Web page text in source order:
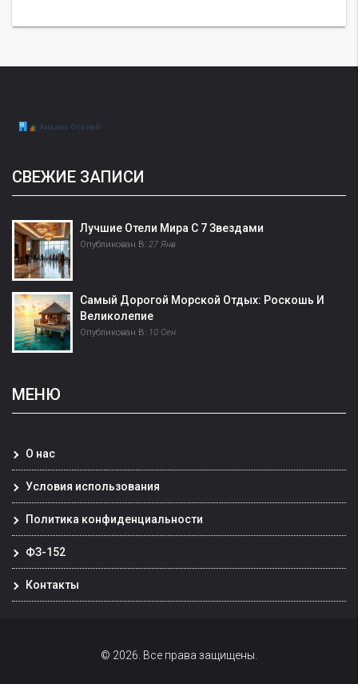
СВЕЖИЕ ЗАПИСИ
Лучшие Отели Мира С 7 Звездами
Опубликован В: 27 Янв
Самый Дорогой Морской Отдых: Роскошь И
Великолепие
Опубликован В: 10 Сен
МЕНЮ
О нас
Условия использования
Политика конфиденциальности
ФЗ-152
Контакты
© 2026. Все права защищены.